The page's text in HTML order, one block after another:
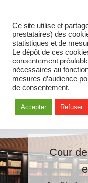
Cour
Ce site utilise et
prestataires) des
statistiques et de
Le dépôt de ces
consentement
nécessaires au
mesures d’audience
de consentement.
Accepter Refuser